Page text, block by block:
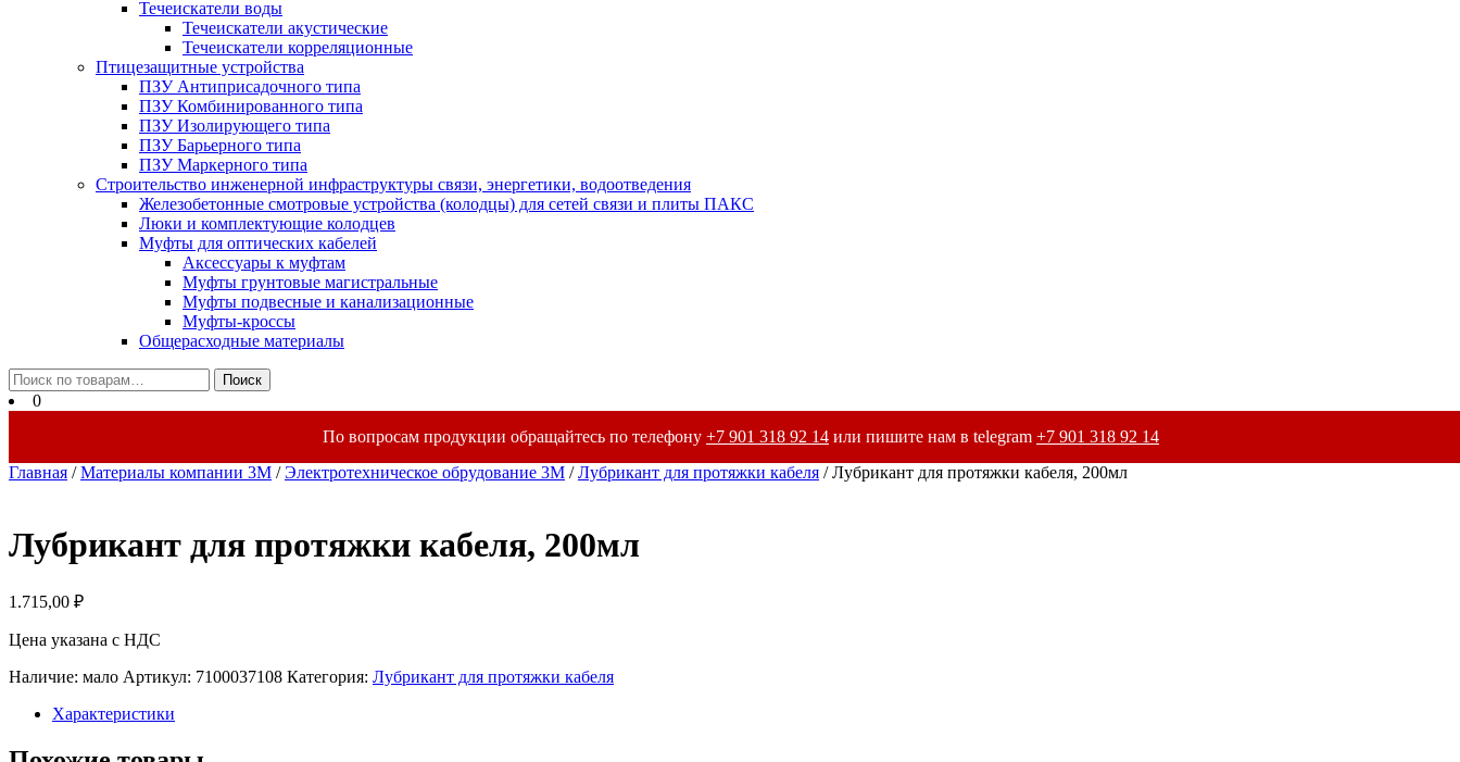
Течеискатели воды
Течеискатели акустические
Течеискатели корреляционные
Птицезащитные устройства
ПЗУ Антиприсадочного типа
ПЗУ Комбинированного типа
ПЗУ Изолирующего типа
ПЗУ Барьерного типа
ПЗУ Маркерного типа
Строительство инженерной инфраструктуры связи, энергетики, водоотведения
Железобетонные смотровые устройства (колодцы) для сетей связи и плиты ПАКС
Люки и комплектующие колодцев
Муфты для оптических кабелей
Аксессуары к муфтам
Муфты грунтовые магистральные
Муфты подвесные и канализационные
Муфты-кроссы
Общерасходные материалы
Закрыть
меню
Искать: Поиск
0
По вопросам продукции обращайтесь по телефону +7 901 318 92 14 или пишите нам в telegram +7 901 318 92 14
Главная /Материалы компании 3М /Электротехническое обрудование 3М /Лубрикант для протяжки кабеля / Лубрикант для протяжки кабеля, 200мл
Лубрикант для протяжки кабеля, 200мл
1.715,00 ₽
Цена указана с НДС
Наличие: мало Артикул: 7100037108 Категория: Лубрикант для протяжки кабеля
Характеристики